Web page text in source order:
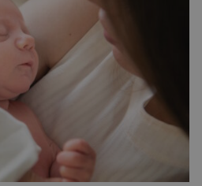
konzervy kompletní
specialista Colin
[…]